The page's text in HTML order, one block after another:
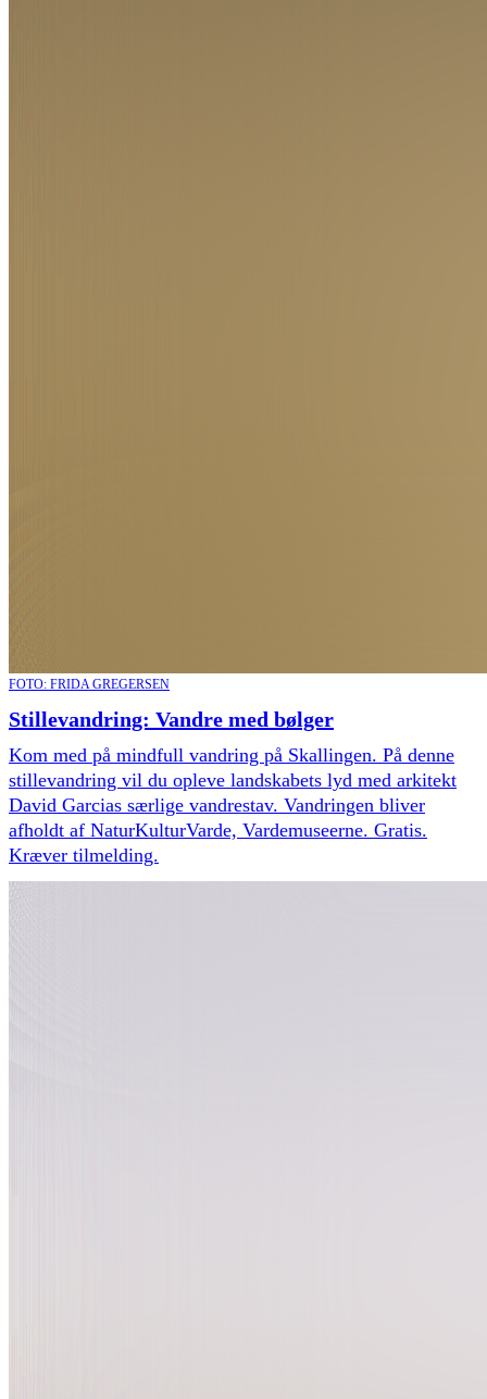
FOTO: FRIDA GREGERSEN
Stillevandring: Vandre med bølger
Kom med på mindfull vandring på Skallingen. På denne
stillevandring vil du opleve landskabets lyd med arkitekt
David Garcias særlige vandrestav. Vandringen bliver
afholdt af NaturKulturVarde, Vardemuseerne. Gratis.
Kræver tilmelding.